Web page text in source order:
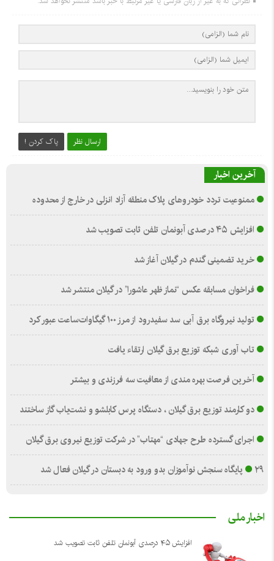
ارسال نظر پاک کردن !
آخرین اخبار
ممنوعیت تردد خودروهای پلاک منطقه آزاد انزلی در خارج از محدوده
افزایش ۴۵ درصدی آبونمان تلفن ثابت تصویب شد
خرید تضمینی گندم در گیلان آغاز شد
فراخوان مسابقه عکس “نماز ظهر عاشورا” در گیلان منتشر شد
تولید نیروگاه برق‌ آبی سد سفیدرود از مرز ۱۰۰ گیگاوات‌ساعت عبور کرد
تاب آوری شبکه توزیع برق گیلان ارتقاء یافت
آخرین فرصت بهره مندی از معافیت سه فرزندی و بیشتر
دو کارمند توزیع برق گیلان ، دستگاه پرس کابلشو و نشت‌یاب گاز ساختند
اجرای گسترده طرح جهادی “مهتاب” در شرکت توزیع نیروی برق گیلان
۲۹ پایگاه سنجش نوآموزان بدو ورود به دبستان در گیلان فعال شد
اخبار ملی
افزایش ۴۵ درصدی آبونمان تلفن ثابت تصویب شد